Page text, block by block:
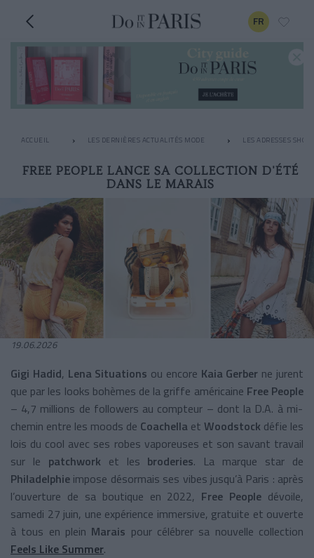
FR
ACCUEIL LES DERNIÈRES ACTUALITÉS MODE LES ADRESSES
FREE PEOPLE LANCE SA COLLECTION D'ÉTÉ
DANS LE MARAIS
19.06.2026
Gigi Hadid, Lena Situations ou encore Kaia Gerber ne jurent
que par les looks bohèmes de la griffe américaine Free People
– 4,7 millions de followers au compteur – dont la D.A. à mi-
chemin entre les moods de Coachella et Woodstock défie les
lois du cool avec ses robes vaporeuses et son savant travail
sur le patchwork et les broderies. La marque star de
Philadelphie impose désormais ses vibes jusqu’à Paris : après
l’ouverture de sa boutique en 2022, Free People dévoile,
samedi 27 juin, une expérience immersive, gratuite et ouverte
à tous en plein Marais pour célébrer sa nouvelle collection
Feels Like Summer.